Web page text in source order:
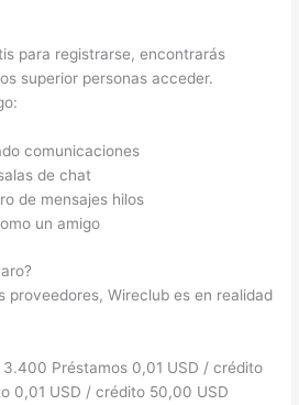
para registrarse, encontrarás
superior personas acceder.
comunicaciones
de chat
de mensajes hilos
un amigo
proveedores, Wireclub es en realidad
Préstamos 0,01 USD / crédito
0,01 USD / crédito 50,00 USD